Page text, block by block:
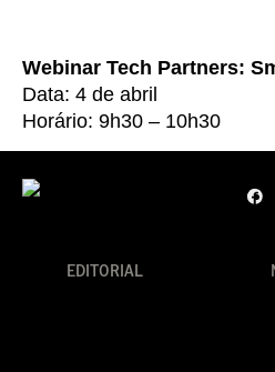
Webinar Tech Partners:
Data: 4 de abril
Horário: 9h30 – 10h30
EDITORIAL